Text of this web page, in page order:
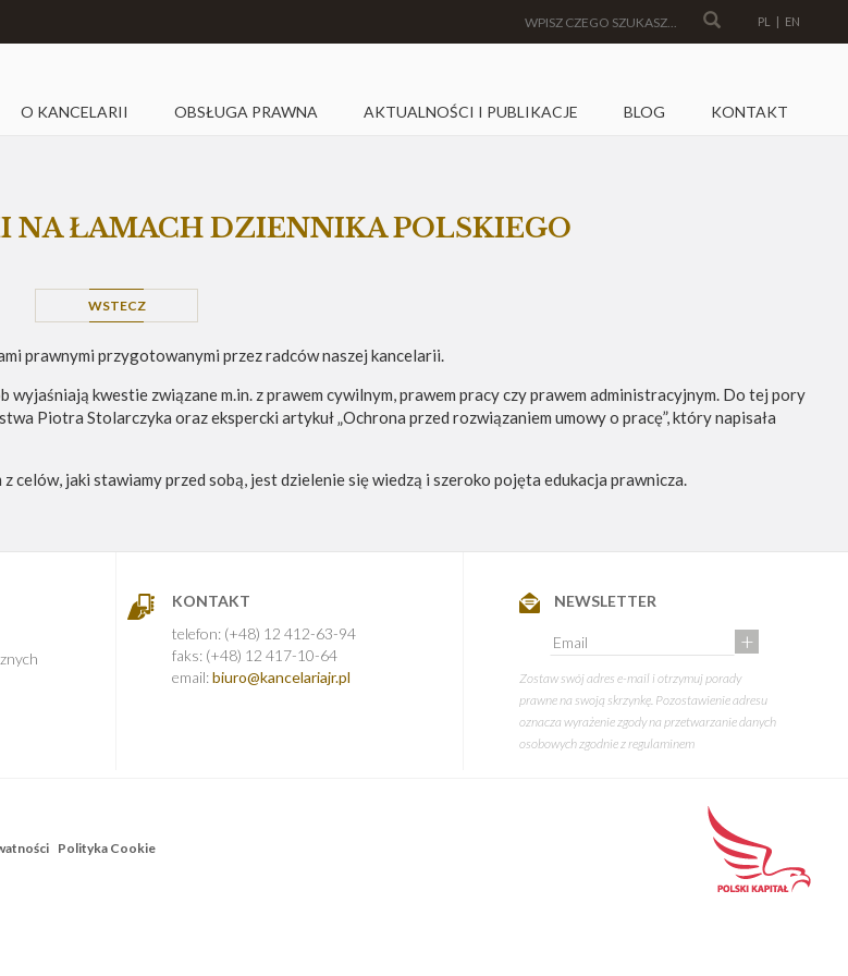
PL | EN
O KANCELARII OBSŁUGA PRAWNA AKTUALNOŚCI I PUBLIKACJE BLOG KONTAKT
NA ŁAMACH DZIENNIKA POLSKIEGO
WSTECZ
prawnymi przygotowanymi przez radców naszej kancelarii.
kwestie związane m.in. z prawem cywilnym, prawem pracy czy prawem administracyjnym. Do tej pory
Piotra Stolarczyka oraz ekspercki artykuł „Ochrona przed rozwiązaniem umowy o pracę”, który napisała
celów, jaki stawiamy przed sobą, jest dzielenie się wiedzą i szeroko pojęta edukacja prawnicza.
KONTAKT
telefon: (+48) 12 412-63-94
faks: (+48) 12 417-10-64
email:biuro@kancelariajr.pl
NEWSLETTER
+
Zostaw swój adres e-mail i otrzymuj porady
prawne na swoją skrzynkę. Pozostawienie adresu
oznacza wyrażenie zgody na przetwarzanie danych
osobowych zgodnie zregulaminem
Polityka Cookie